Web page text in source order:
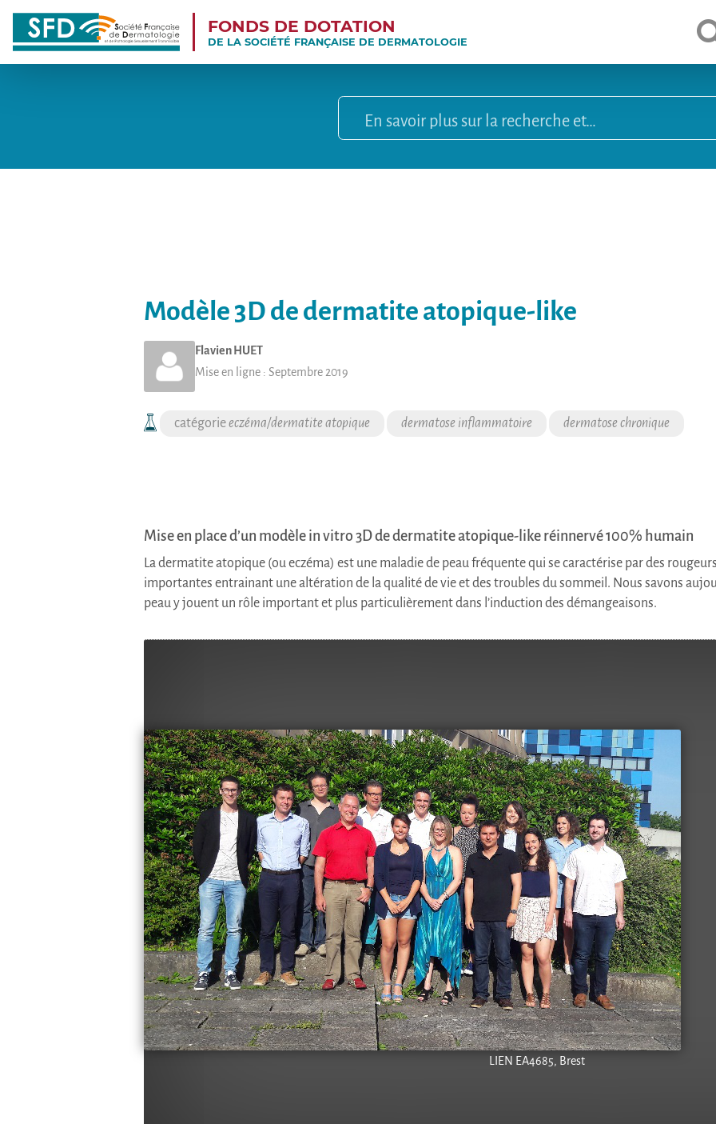
FONDS DE DOTATION
DE LA SOCIÉTÉ FRANÇAISE DE DERMATOLOGIE
Modèle 3D de dermatite atopique-like
Flavien HUET
Mise en ligne : Septembre 2019
eczéma/dermatite atopique dermatose inflammatoire dermatose chronique
Mise en place d’un modèle in vitro 3D de dermatite atopique-like réinnervé 100% humain
La dermatite atopique (ou eczéma) est une maladie de peau fréquente qui se caractérise par des
importantes entrainant une altération de la qualité de vie et des troubles du sommeil. Nous savons
peau y jouent un rôle important et plus particulièrement dans l’induction des démangeaisons.
LIEN EA4685, Brest